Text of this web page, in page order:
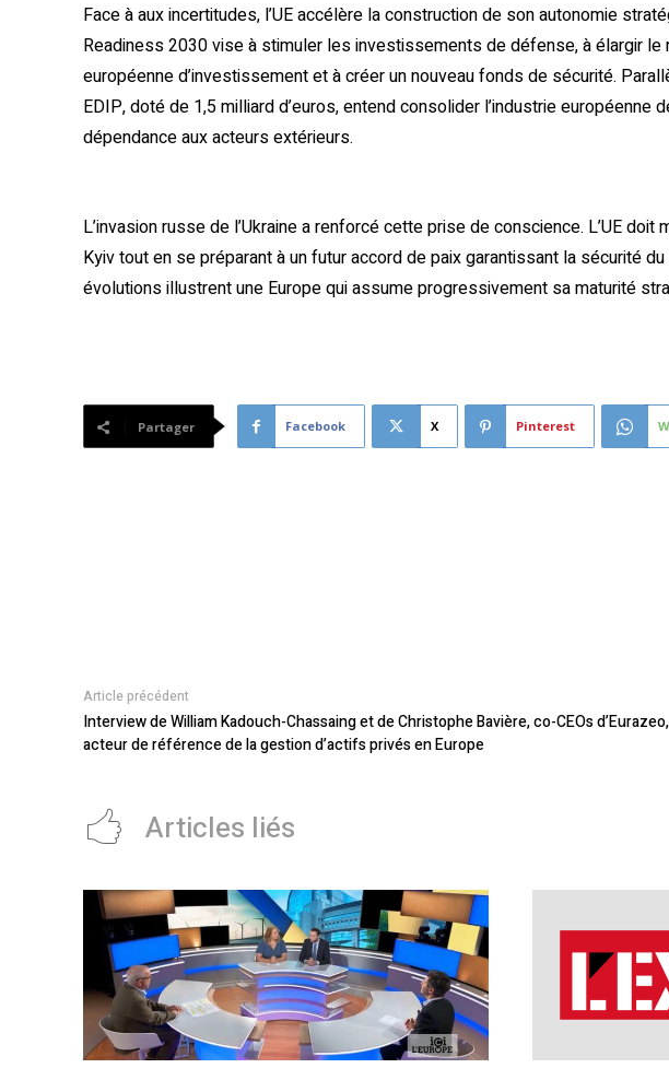
Face à aux incertitudes, l’UE accélère la construction de son autonomie
Readiness 2030 vise à stimuler les investissements de défense, à élargir le
européenne d’investissement et à créer un nouveau fonds de sécurité.
EDIP, doté de 1,5 milliard d’euros, entend consolider l’industrie européenne
dépendance aux acteurs extérieurs.
L’invasion russe de l’Ukraine a renforcé cette prise de conscience. L’UE doit
Kyiv tout en se préparant à un futur accord de paix garantissant la sécurité
évolutions illustrent une Europe qui assume progressivement sa maturité
Partager Facebook X Pinterest
Article précédent
Interview de William Kadouch-Chassaing et de Christophe Bavière, co-CEOs d’Eurazeo,
acteur de référence de la gestion d’actifs privés en Europe
Articles liés